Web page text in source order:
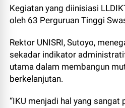
Kegiatan yang diinisiasi
oleh 63 Perguruan Tinggi
Rektor UNISRI, Sutoyo,
sekadar indikator
utama dalam membangun
berkelanjutan.
“IKU menjadi hal yang